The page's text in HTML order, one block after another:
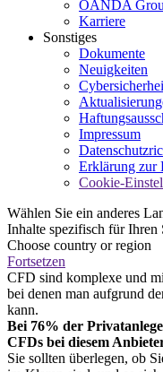
OANDA
Karriere
Sonstiges
Dokumente
Neuigkeiten
Impressum
Erklärung zur
Cookie-
Wählen Sie ein anderes
Inhalte spezifisch für Ihren
Choose country or region
Fortsetzen
CFD sind komplexe und
bei denen man aufgrund
kann.
Bei 76% der
CFDs bei diesem
Sie sollten überlegen, ob